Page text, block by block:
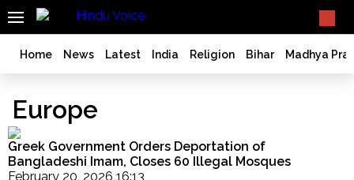
SEARCH
India
Bangladesh
Bengal
World
History
Home News Latest India Religion Bihar Madhya
Europe
Greek Government Orders Deportation of
Bangladeshi Imam, Closes 60 Illegal Mosques
February 20, 2026 16:13